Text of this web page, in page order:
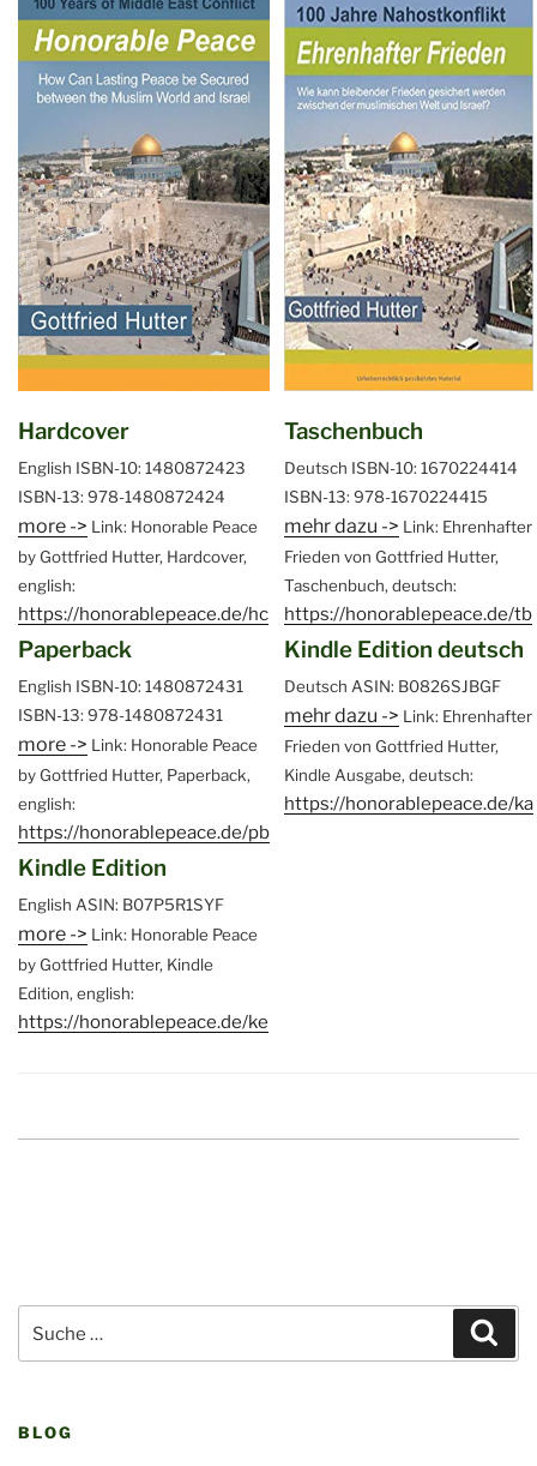
Hardcover
English ISBN-10: 1480872423
ISBN-13: 978-1480872424
more -> Link: Honorable Peace
by Gottfried Hutter, Hardcover,
english:
https://honorablepeace.de/hc
Paperback
English ISBN-10: 1480872431
ISBN-13: 978-1480872431
more -> Link: Honorable Peace
by Gottfried Hutter, Paperback,
english:
https://honorablepeace.de/pb
Kindle Edition
English ASIN: B07P5R1SYF
more -> Link: Honorable Peace
by Gottfried Hutter, Kindle
Edition, english:
https://honorablepeace.de/ke
Taschenbuch
Deutsch ISBN-10: 1670224414
ISBN-13: 978-1670224415
mehr dazu -> Link: Ehrenhafter
Frieden von Gottfried Hutter,
Taschenbuch, deutsch:
https://honorablepeace.de/tb
Kindle Edition deutsch
Deutsch ASIN: B0826SJBGF
mehr dazu -> Link: Ehrenhafter
Frieden von Gottfried Hutter,
Kindle Ausgabe, deutsch:
https://honorablepeace.de/ka
nach:
BLOG